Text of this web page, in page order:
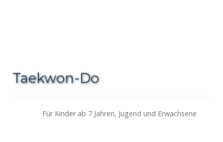
Taekwon-Do
Für Kinder ab 7 Jahren, Jugend und Erwachsene